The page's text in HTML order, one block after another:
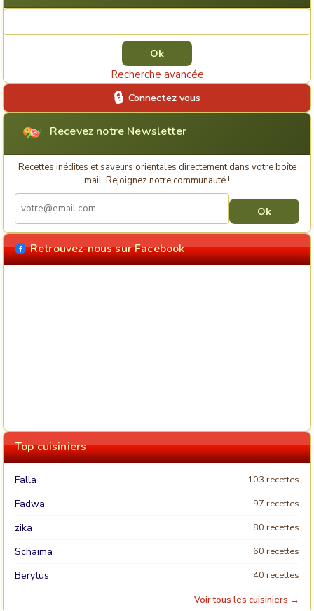
Recherche avancée
Connectez vous
Recevez notre Newsletter
Recettes inédites et saveurs orientales directement dans votre boîte
mail. Rejoignez notre communauté !
Retrouvez-nous sur Facebook
Top cuisiniers
Falla 103 recettes
Fadwa 97 recettes
zika 80 recettes
Schaima 60 recettes
Berytus
40 recettes
Voir tous les cuisiniers →